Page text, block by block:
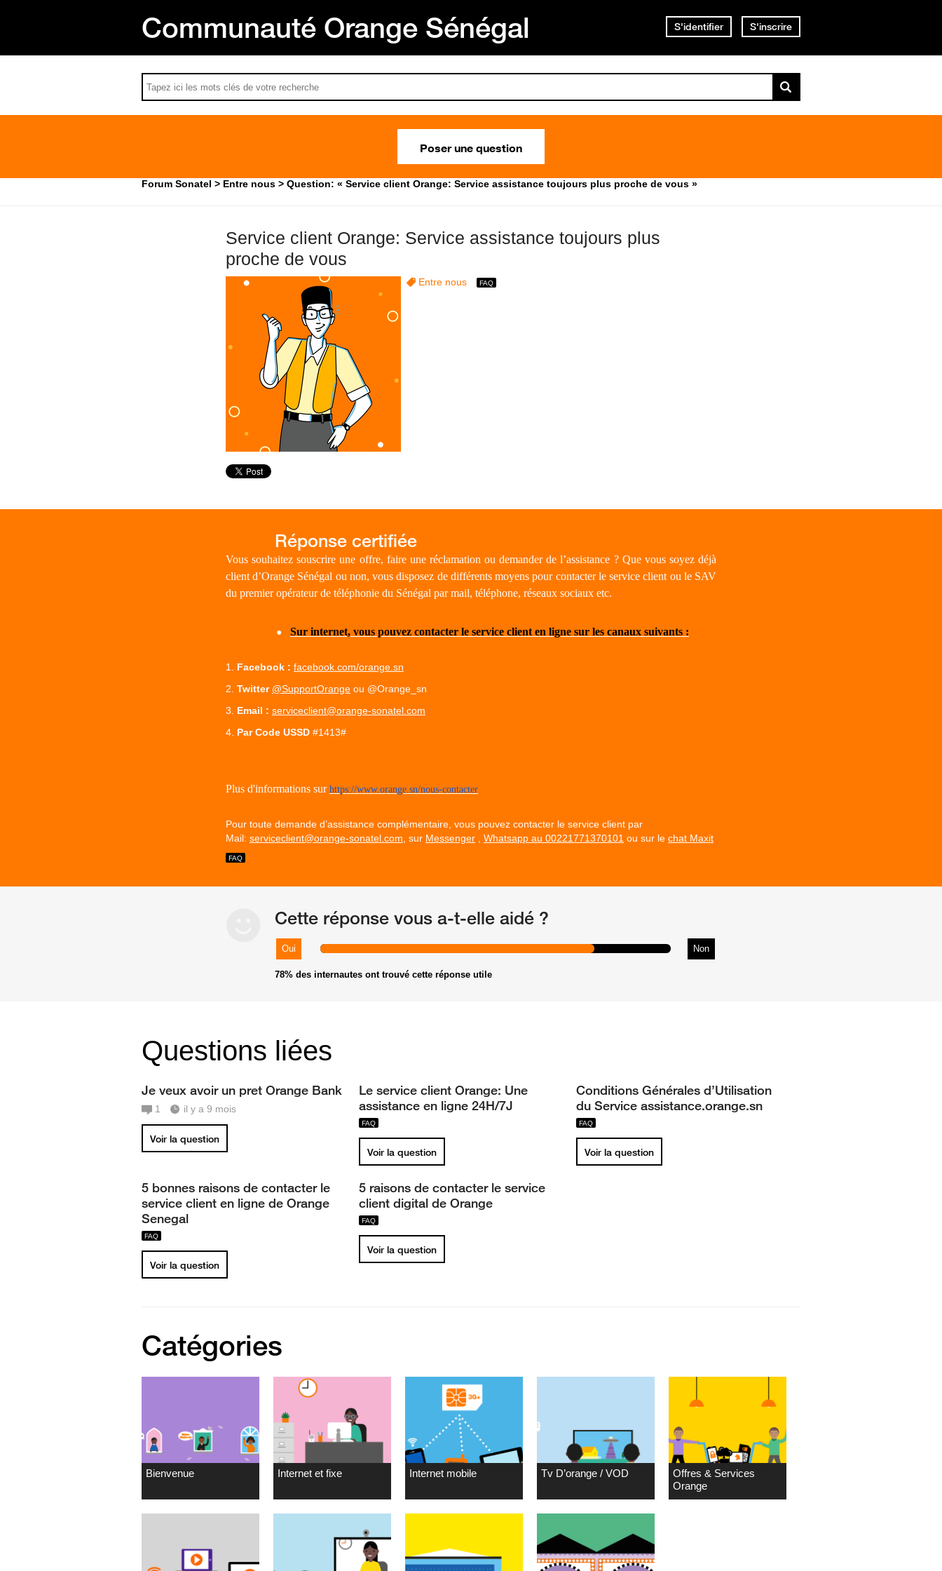
Communauté Orange Sénégal S'identifier S'inscrire
Poser une question
Forum Sonatel Entre nous Question: « Service client Orange: Service assistance toujours plus proche de vous »
Service client Orange: Service assistance toujours plus
proche de vous
Entre nous
Vous souhaitez souscrire une offre, faire une réclamation ou demander de l’assistance ? Que vous soyez déjà
client d’Orange Sénégal ou non, vous disposez de différents moyens pour contacter le service client ou le SAV
du premier opérateur de téléphonie du Sénégal par mail, téléphone, réseaux sociaux etc.
● Sur internet, vous pouvez contacter le service client en ligne sur les canaux suivants :
Facebook : facebook.com/orange.sn
Twitter @SupportOrange ou @Orange_sn
Email : serviceclient@orange-sonatel.com
Par Code USSD #1413#
Plus d'informations sur https://www.orange.sn/nous-contacter
Pour toute demande d’assistance complémentaire, vous pouvez contacter le service client par
Mail: serviceclient@orange-sonatel.com, sur Messenger , Whatsapp au 00221771370101 ou sur le chat Maxit
Cette réponse vous a-t-elle aidé ?
Non
Oui
78% des internautes ont trouvé cette réponse utile
Questions liées
Je veux avoir un pret Orange Bank
1 il y a 9 mois
Voir la question
Le service client Orange: Une
assistance en ligne 24H/7J
Voir la question
Conditions Générales d’Utilisation
du Service assistance.orange.sn
Voir la question
5 bonnes raisons de contacter le
service client en ligne de Orange
Senegal
Voir la question
5 raisons de contacter le service
client digital de Orange
Voir la question
Catégories
Bienvenue Internet et fixe Internet mobile Tv D’orange / VOD
Offres & Services
Orange